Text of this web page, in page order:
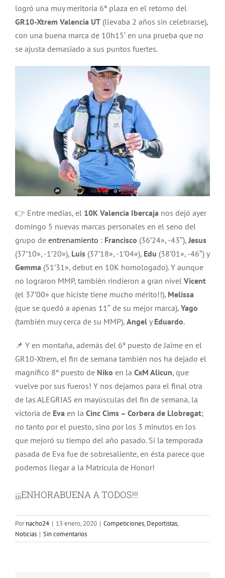
logró una muy meritoria 6ª plaza en el retorno del
GR10-Xtrem Valencia UT (llevaba 2 años sin celebrarse),
con una buena marca de 10h15′ en una prueba que no
se ajusta demasiado a sus puntos fuertes.
👉 Entre medias, el 10K Valencia Ibercaja nos dejó ayer
domingo 5 nuevas marcas personales en el seno del
grupo de entrenamiento : Francisco (36’24», -43″), Jesus
(37’10», -1’20»), Luis (37’18», -1’04»), Edu (38’01», -46″) y
Gemma (51’31», debut en 10K homologado). Y aunque
no lograron MMP, también rindieron a gran nivel Vicent
(el 37’00» que hiciste tiene mucho mérito!!), Melissa
(que se quedó a apenas 11″ de su mejor marca), Yago
(también muy cerca de su MMP), Angel y Eduardo.
📌 Y en montaña, además del 6º puesto de Jaime en el
GR10-Xtrem, el fin de semana también nos ha dejado el
magnífico 8º puesto de Niko en la CxM Alicun, que
vuelve por sus fueros! Y nos dejamos para el final otra
de las ALEGRIAS en mayúsculas del fin de semana, la
victoria de Eva en la Cinc Cims – Corbera de Llobregat;
no tanto por el puesto, sino por los 3 minutos en los
que mejoró su tiempo del año pasado. Si la temporada
pasada de Eva fue de sobresaliente, en ésta parece que
podemos llegar a la Matrícula de Honor!
¡¡¡ENHORABUENA A TODOS!!!
Pornacho24 | 13 enero, 2020 | Competiciones, Deportistas,
Noticias | Sin comentarios